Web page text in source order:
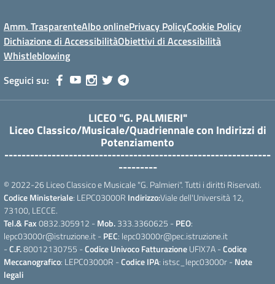
Amm. TrasparenteAlbo onlinePrivacy PolicyCookie Policy
Dichiazione di AccessibilitàObiettivi di Accessibilità
Whistleblowing
Seguici su:
LICEO "G. PALMIERI"
Liceo Classico/Musicale/Quadriennale con Indirizzi di
Potenziamento
--------------------------------------------------------------
---------
© 2022-26 Liceo Classico e Musicale "G. Palmieri". Tutti i diritti Riservati.
Codice Ministeriale: LEPC03000R Indirizzo:Viale dell'Università 12,
73100, LECCE.
Tel.& Fax0832.305912 - Mob.333.3360625 - PEO:
lepc03000r@istruzione.it - PEC: lepc03000r@pec.istruzione.it
-C.F.80012130755 -Codice Univoco FatturazioneUFIX7A -Codice
Meccanografico: LEPC03000R -Codice IPA: istsc_lepc03000r - Note
legali